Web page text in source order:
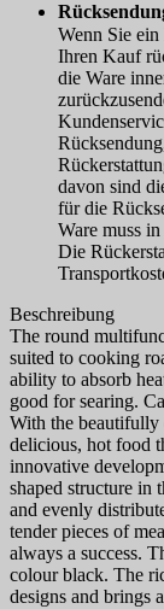
Wenn Sie
Ihren Kauf
die Ware
davon sind
für die
Ware muss
Die
Beschreibung
The round
suited to cooking
ability to absorb
good for searing.
With the beautifully
delicious, hot food
innovative
shaped structure in
and evenly
tender pieces of
always a success.
colour black. The
designs and brings